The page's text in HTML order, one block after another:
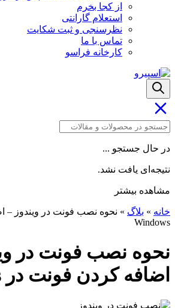
از کجا بخرم
استعلام گارانتی
نظرسنجی و ثبت شکایت
تماس با ما
کارخانه فراسو
در حال جستجو ...
نتیجه‌ای یافت نشد.
مشاهده بیشتر
خانه » بلاگ » نحوه نصب فونت در ویندوز –
Windows
نحوه نصب فونت در
اضافه کردن فونت در Windows